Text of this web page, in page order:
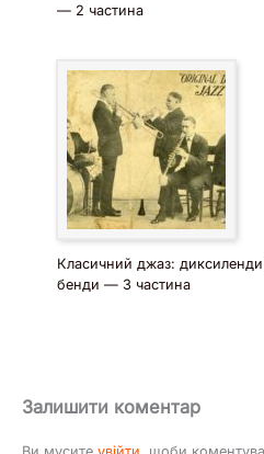
— 2 частина
Класичний джаз: диксиленди
бенди — 3 частина
Залишити коментар